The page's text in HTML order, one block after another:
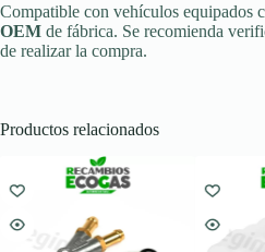
Compatible con vehículos equipados
OEM de fábrica. Se recomienda
de realizar la compra.
Productos relacionados